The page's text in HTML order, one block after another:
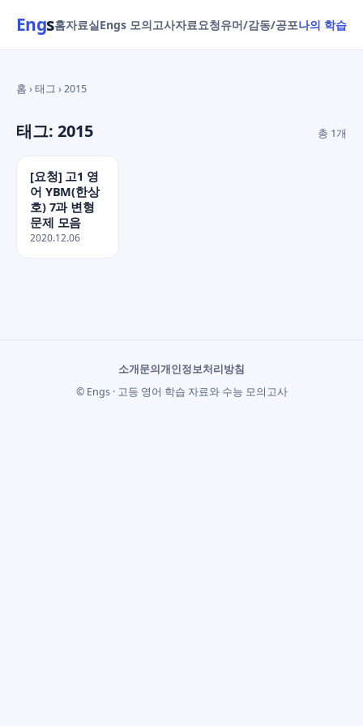
Engs홈자료실Engs 모의고사자료요청유머/감동/공포나의 학습
홈 › 태그 › 2015
태그: 2015 총 1개
[요청] 고1 영
어 YBM(한상
호) 7과 변형
문제 모음
2020.12.06
소개문의개인정보처리방침
© Engs · 고등 영어 학습 자료와 수능 모의고사